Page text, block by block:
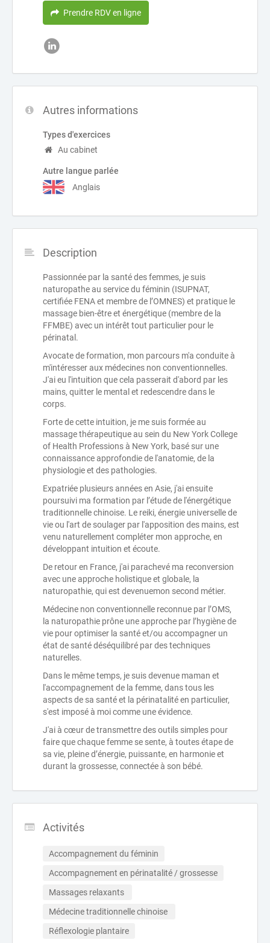
Prendre RDV en ligne
Autres informations
Types d'exercices
Au cabinet
Autre langue parlée
Anglais
Description
Passionnée par la santé des femmes, je suis
naturopathe au service du féminin (ISUPNAT,
certifiée FENA et membre de l’OMNES) et pratique le
massage bien-être et énergétique (membre de la
FFMBE) avec un intérêt tout particulier pour le
périnatal.
Avocate de formation, mon parcours m'a conduite à
m'intéresser aux médecines non conventionnelles.
J'ai eu l'intuition que cela passerait d'abord par les
mains, quitter le mental et redescendre dans le
corps.
Forte de cette intuition, je me suis formée au
massage thérapeutique au sein du New York College
of Health Professions à New York, basé sur une
connaissance approfondie de l'anatomie, de la
physiologie et des pathologies.
Expatriée plusieurs années en Asie, j'ai ensuite
poursuivi ma formation par l’étude de l'énergétique
traditionnelle chinoise. Le reiki, énergie universelle de
vie ou l'art de soulager par l'apposition des mains, est
venu naturellement compléter mon approche, en
développant intuition et écoute.
De retour en France, j'ai parachevé ma reconversion
avec une approche holistique et globale, la
naturopathie, qui est devenuemon second métier.
Médecine non conventionnelle reconnue par l’OMS,
la naturopathie prône une approche par l’hygiène de
vie pour optimiser la santé et/ou accompagner un
état de santé déséquilibré par des techniques
naturelles.
Dans le même temps, je suis devenue maman et
l'accompagnement de la femme, dans tous les
aspects de sa santé et la périnatalité en particulier,
s'est imposé à moi comme une évidence.
J'ai à cœur de transmettre des outils simples pour
faire que chaque femme se sente, à toutes étape de
sa vie, pleine d’énergie, puissante, en harmonie et
durant la grossesse, connectée à son bébé.
Activités
Accompagnement du féminin
Accompagnement en périnatalité / grossesse
Massages relaxants
Médecine traditionnelle chinoise
Réflexologie plantaire